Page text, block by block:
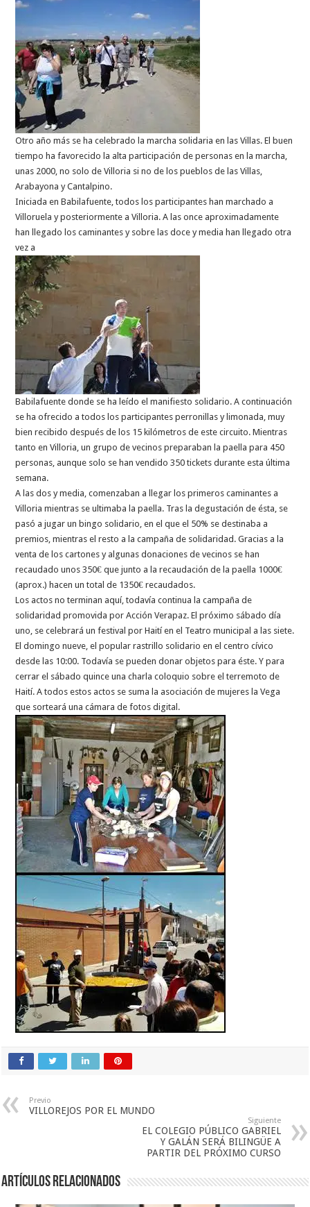
Otro año más se ha celebrado la marcha solidaria en las Villas. El buen
tiempo ha favorecido la alta participación de personas en la marcha,
unas 2000, no solo de Villoria si no de los pueblos de las Villas,
Arabayona y Cantalpino.
Iniciada en Babilafuente, todos los participantes han marchado a
Villoruela y posteriormente a Villoria. A las once aproximadamente
han llegado los caminantes y sobre las doce y media han llegado otra
vez a
Babilafuente donde se ha leído el manifiesto solidario. A continuación
se ha ofrecido a todos los participantes perronillas y limonada, muy
bien recibido después de los 15 kilómetros de este circuito. Mientras
tanto en Villoria, un grupo de vecinos preparaban la paella para 450
personas, aunque solo se han vendido 350 tickets durante esta última
semana.
A las dos y media, comenzaban a llegar los primeros caminantes a
Villoria mientras se ultimaba la paella. Tras la degustación de ésta, se
pasó a jugar un bingo solidario, en el que el 50% se destinaba a
premios, mientras el resto a la campaña de solidaridad. Gracias a la
venta de los cartones y algunas donaciones de vecinos se han
recaudado unos 350€ que junto a la recaudación de la paella 1000€
(aprox.) hacen un total de 1350€ recaudados.
Los actos no terminan aquí, todavía continua la campaña de
solidaridad promovida por Acción Verapaz. El próximo sábado día
uno, se celebrará un festival por Haití en el Teatro municipal a las siete.
El domingo nueve, el popular rastrillo solidario en el centro cívico
desde las 10:00. Todavía se pueden donar objetos para éste. Y para
cerrar el sábado quince una charla coloquio sobre el terremoto de
Haití. A todos estos actos se suma la asociación de mujeres la Vega
que sorteará una cámara de fotos digital.
Previo
VILLOREJOS POR EL MUNDO
Siguiente
EL COLEGIO PÚBLICO GABRIEL
Y GALÁN SERÁ BILINGÜE A
PARTIR DEL PRÓXIMO CURSO
Artículos relacionados